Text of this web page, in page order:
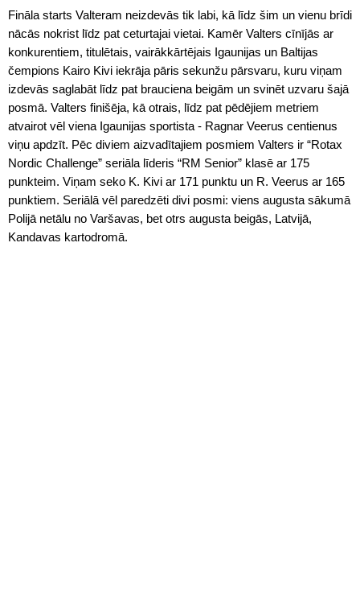
Fināla starts Valteram neizdevās tik labi, kā līdz šim un vienu brīdi
nācās nokrist līdz pat ceturtajai vietai. Kamēr Valters cīnījās ar
konkurentiem, titulētais, vairākkārtējais Igaunijas un Baltijas
čempions Kairo Kivi iekrāja pāris sekunžu pārsvaru, kuru viņam
izdevās saglabāt līdz pat brauciena beigām un svinēt uzvaru šajā
posmā. Valters finišēja, kā otrais, līdz pat pēdējiem metriem
atvairot vēl viena Igaunijas sportista - Ragnar Veerus centienus
viņu apdzīt. Pēc diviem aizvadītajiem posmiem Valters ir “Rotax
Nordic Challenge” seriāla līderis “RM Senior” klasē ar 175
punkteim. Viņam seko K. Kivi ar 171 punktu un R. Veerus ar 165
punktiem. Seriālā vēl paredzēti divi posmi: viens augusta sākumā
Polijā netālu no Varšavas, bet otrs augusta beigās, Latvijā,
Kandavas kartodromā.